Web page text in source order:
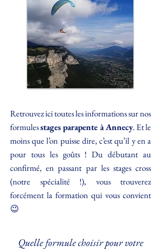
Retrouvez ici toutes les informations sur nos
formulesstages parapente à Annecy. Et le
moins que l’on puisse dire, c’est qu’il y en a
pour tous les goûts ! Du débutant au
confirmé, en passant par les stages cross
(notre spécialité !), vous trouverez
forcément la formation qui vous convient
😉
Quelle formule choisir pour votre